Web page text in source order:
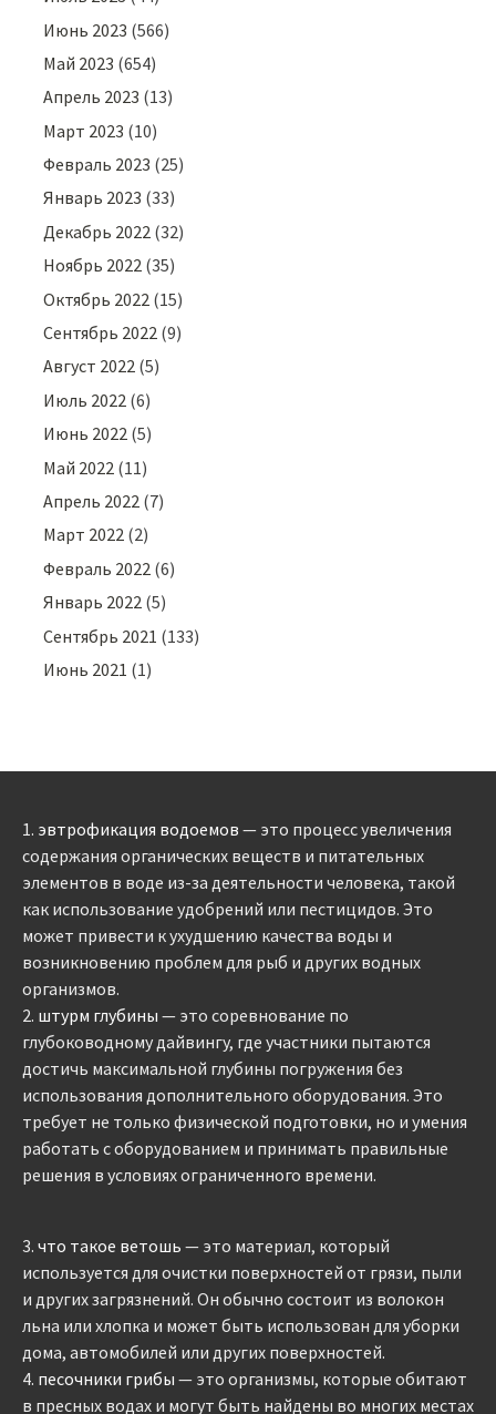
Июнь 2023 (566)
Май 2023 (654)
Апрель 2023 (13)
Март 2023 (10)
Февраль 2023 (25)
Январь 2023 (33)
Декабрь 2022 (32)
Ноябрь 2022 (35)
Октябрь 2022 (15)
Сентябрь 2022 (9)
Август 2022 (5)
Июль 2022 (6)
Июнь 2022 (5)
Май 2022 (11)
Апрель 2022 (7)
Март 2022 (2)
Февраль 2022 (6)
Январь 2022 (5)
Сентябрь 2021 (133)
Июнь 2021 (1)
1. эвтрофикация водоемов — это процесс увеличения
содержания органических веществ и питательных
элементов в воде из-за деятельности человека, такой
как использование удобрений или пестицидов. Это
может привести к ухудшению качества воды и
возникновению проблем для рыб и других водных
организмов.
2. штурм глубины — это соревнование по
глубоководному дайвингу, где участники пытаются
достичь максимальной глубины погружения без
использования дополнительного оборудования. Это
требует не только физической подготовки, но и умения
работать с оборудованием и принимать правильные
решения в условиях ограниченного времени.
3. что такое ветошь — это материал, который
используется для очистки поверхностей от грязи, пыли
и других загрязнений. Он обычно состоит из волокон
льна или хлопка и может быть использован для уборки
дома, автомобилей или других поверхностей.
4. песочники грибы — это организмы, которые обитают
в пресных водах и могут быть найдены во многих местах